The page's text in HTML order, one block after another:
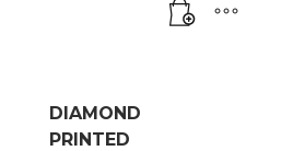
DIAMOND
PRINTED